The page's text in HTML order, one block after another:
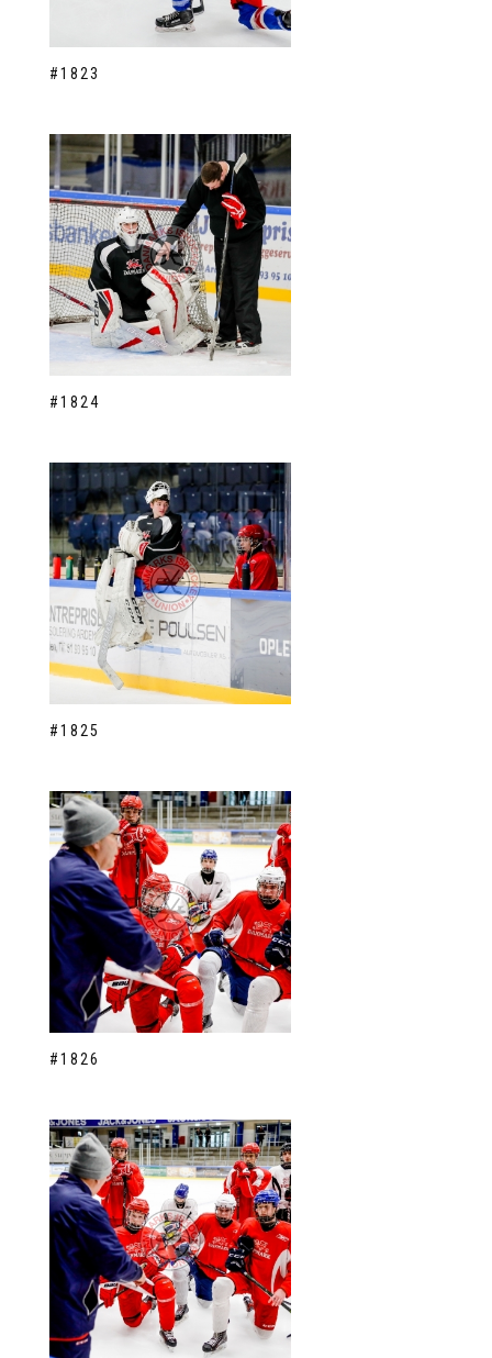
#1823
#1824
#1825
#1826